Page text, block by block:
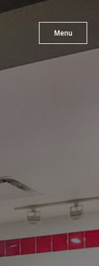
Menu
X